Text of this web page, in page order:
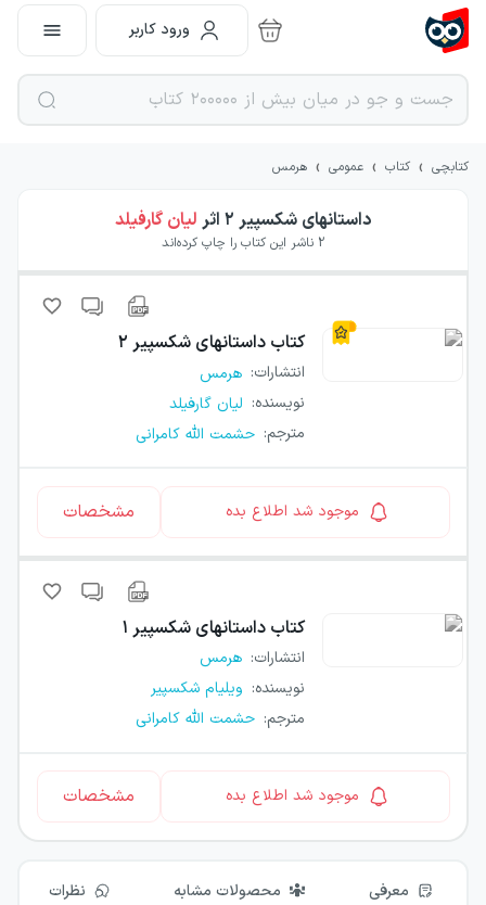
ورود کاربر
کتابچی › کتاب › عمومی › هرمس
داستانهای شکسپیر ۲ اثر لیان گارفیلد
2 ناشر این کتاب را چاپ کرده‌اند
کتاب داستانهای شکسپیر ۲
انتشارات: هرمس
نویسنده: لیان گارفیلد
مترجم: حشمت الله کامرانی
موجود شد اطلاع بده مشخصات
کتاب داستانهای شکسپیر ۱
انتشارات: هرمس
نویسنده: ویلیام شکسپیر
مترجم: حشمت الله کامرانی
موجود شد اطلاع بده مشخصات
معرفی محصولات مشابه نظرات